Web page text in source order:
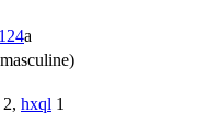
a
2, hxql 1